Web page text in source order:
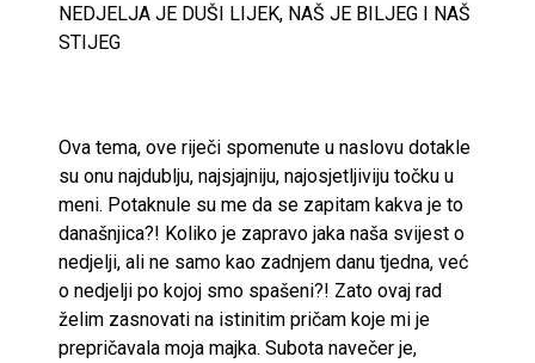
NEDJELJA JE DUŠI LIJEK, NAŠ JE BILJEG I NAŠ
STIJEG
Ova tema, ove riječi spomenute u naslovu dotakle
su onu najdublju, najsjajniju, najosjetljiviju točku u
meni. Potaknule su me da se zapitam kakva je to
današnjica?! Koliko je zapravo jaka naša svijest o
nedjelji, ali ne samo kao zadnjem danu tjedna, već
o nedjelji po kojoj smo spašeni?! Zato ovaj rad
želim zasnovati na istinitim pričam koje mi je
prepričavala moja majka. Subota navečer je,